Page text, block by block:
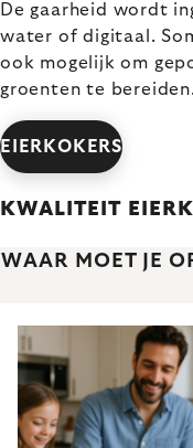
De gaarheid wordt
water of digitaal.
ook mogelijk om
groenten te bereiden.
EIERKOKERS
KWALITEIT
WAAR MOET JE